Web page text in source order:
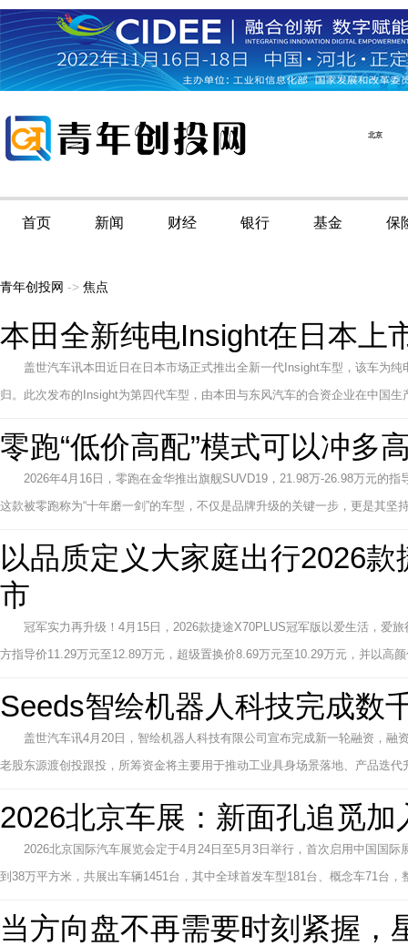
首页 新闻 财经 银行 基金 保
青年创投网 -> 焦点
本田全新纯电Insight在日本上
盖世汽车讯本田近日在日本市场正式推出全新一代Insight车型，该车为
归。此次发布的Insight为第四代车型，由本田与东风汽车的合资企业在中国
零跑“低价高配”模式可以冲多
2026年4月16日，零跑在金华推出旗舰SUVD19，21.98万-26.98万元的
这款被零跑称为“十年磨一剑”的车型，不仅是品牌升级的关键一步，更是其坚
以品质定义大家庭出行2026
市
冠军实力再升级！4月15日，2026款捷途X70PLUS冠军版以爱生活，爱
方指导价11.29万元至12.89万元，超级置换价8.69万元至10.29万元，并以高
Seeds智绘机器人科技完成数
盖世汽车讯4月20日，智绘机器人科技有限公司宣布完成新一轮融资，
老股东源渡创投跟投，所筹资金将主要用于推动工业具身场景落地、产品迭
2026北京车展：新面孔追觅
2026北京国际汽车展览会定于4月24日至5月3日举行，首次启用中国国
到38万平方米，共展出车辆1451台，其中全球首发车型181台、概念车71台
当方向盘不再需要时刻紧握，